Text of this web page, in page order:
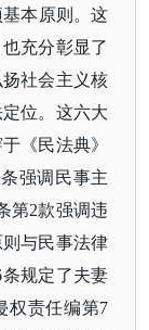
基本原则。这
充分彰显了
社会主义核
位。这六大
《民法典》
强调民事主
第2款强调违
与民事法律
规定了夫妻
权责任编第7